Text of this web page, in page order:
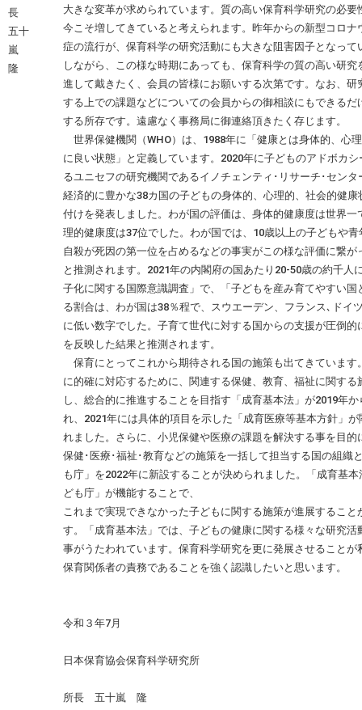
長
五十
嵐
隆
大きな変革が求められています。質の高い保育科学研究の必要
今こそ増してきていると考えられます。昨年からの新型コロナ
症の流行が、保育科学の研究活動にも大きな阻害因子となって
しながら、この様な時期にあっても、保育科学の質の高い研究
進して戴きたく、会員の皆様にお願いする次第です。なお、研
する上での課題などについての会員からの御相談にもできるだ
する所存です。遠慮なく事務局に御連絡頂きたく存じます。
世界保健機関（WHO）は、1988年に「健康とは身体的、心
に良い状態」と定義しています。2020年に子どものアドボカシ
るユニセフの研究機関であるイノチェンティ･リサーチ･センタ
経済的に豊かな38カ国の子どもの身体的、心理的、社会的健康
付けを発表しました。わが国の評価は、身体的健康度は世界一
理的健康度は37位でした。わが国では、10歳以上の子どもや青
自殺が死因の第一位を占めるなどの事実がこの様な評価に繋が
と推測されます。2021年の内閣府の国あたり20-50歳の約千人
子化に関する国際意識調査」で、「子どもを産み育てやすい国
る割合は、わが国は38％程で、スウエーデン、フランス､ドイ
に低い数字でした。子育て世代に対する国からの支援が圧倒的
を反映した結果と推測されます。
保育にとってこれから期待される国の施策も出てきています
に的確に対応するために、関連する保健、教育、福祉に関する
し、総合的に推進することを目指す「成育基本法」が2019年か
れ、2021年には具体的項目を示した「成育医療等基本方針」が
れました。さらに、小児保健や医療の課題を解決する事を目的
保健･医療･福祉･教育などの施策を一括して担当する国の組織
も庁」を2022年に新設することが決められました。「成育基
ども庁」が機能することで、
これまで実現できなかった子どもに関する施策が進展すること
す。「成育基本法」では、子どもの健康に関する様々な研究活
事がうたわれています。保育科学研究を更に発展させることが
保育関係者の責務であることを強く認識したいと思います。
令和３年7月
日本保育協会保育科学研究所
所長 五十嵐 隆